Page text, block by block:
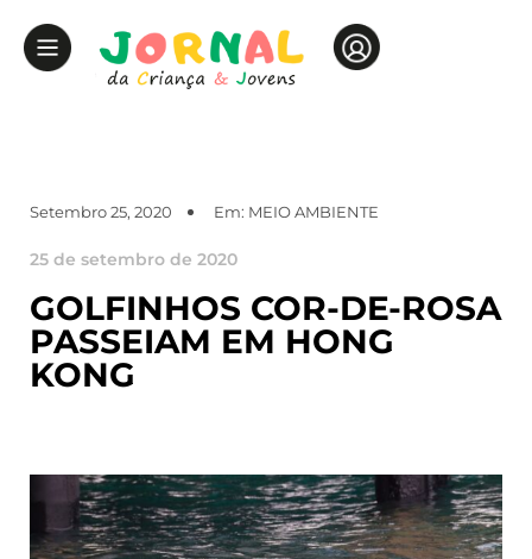
Setembro 25, 2020 Em: MEIO AMBIENTE
25 de setembro de 2020
GOLFINHOS COR-DE-ROSA
PASSEIAM EM HONG
KONG